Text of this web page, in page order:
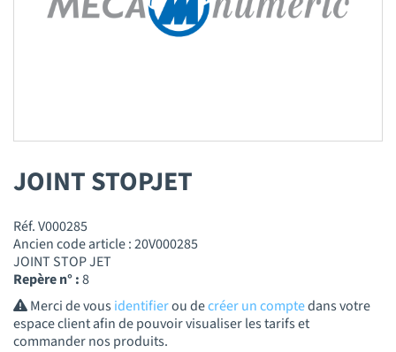
JOINT STOPJET
Réf. V000285
Ancien code article : 20V000285
JOINT STOP JET
Repère n° :8
Merci de vousidentifierou decréer un comptedans votre
espace client afin de pouvoir visualiser les tarifs et
commander nos produits.